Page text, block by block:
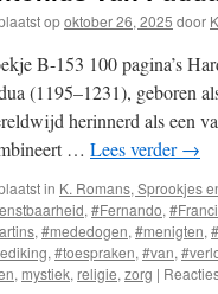
opoktober 26, 2025 door
B-153 100 pagina’s
(1195–1231), geboren
herinnerd als een
… Lees verder→
in K. Romans, Sprookjes
, #Fernando,
, #mededogen, #menigten,
, #toespraken, #van,
, mystiek, religie, zorg |